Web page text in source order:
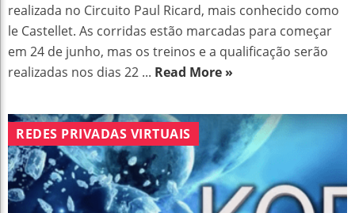
realizada no Circuito Paul Ricard, mais conhecido como
le Castellet. As corridas estão marcadas para começar
em 24 de junho, mas os treinos e a qualificação serão
realizadas nos dias 22 ... Read More »
REDES PRIVADAS VIRTUAIS